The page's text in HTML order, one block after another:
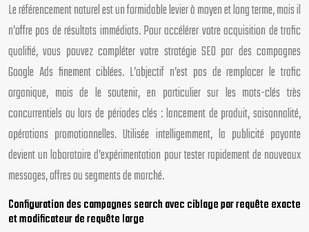
Le référencement naturel est un formidable levier à moyen et long terme, mais il
n’offre pas de résultats immédiats. Pour accélérer votre acquisition de trafic
qualifié, vous pouvez compléter votre stratégie SEO par des campagnes
Google Ads finement ciblées. L’objectif n’est pas de remplacer le trafic
organique, mais de le soutenir, en particulier sur les mots-clés très
concurrentiels ou lors de périodes clés : lancement de produit, saisonnalité,
opérations promotionnelles. Utilisée intelligemment, la publicité payante
devient un laboratoire d’expérimentation pour tester rapidement de nouveaux
messages, offres ou segments de marché.
Configuration des campagnes search avec ciblage par requête exacte
et modificateur de requête large